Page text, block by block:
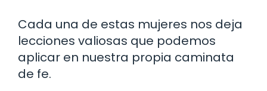
Cada una de estas mujeres nos deja
lecciones valiosas que podemos
aplicar en nuestra propia caminata
de fe.